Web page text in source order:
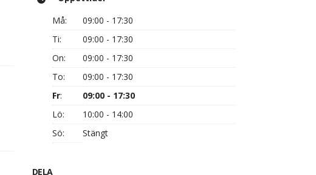
Må:
09:00 - 17:30
Ti:
09:00 - 17:30
On:
09:00 - 17:30
To:
09:00 - 17:30
Fr:
09:00 - 17:30
Lö:
10:00 - 14:00
Sö:
Stängt
DELA